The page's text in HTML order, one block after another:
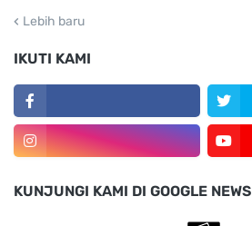
Lebih baru
IKUTI KAMI
KUNJUNGI KAMI DI GOOGLE NEWS